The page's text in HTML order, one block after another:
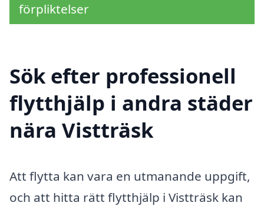
förpliktelser
Sök efter professionell
flytthjälp i andra städer
nära Vistträsk
Att flytta kan vara en utmanande uppgift,
och att hitta rätt flytthjälp i Vistträsk kan